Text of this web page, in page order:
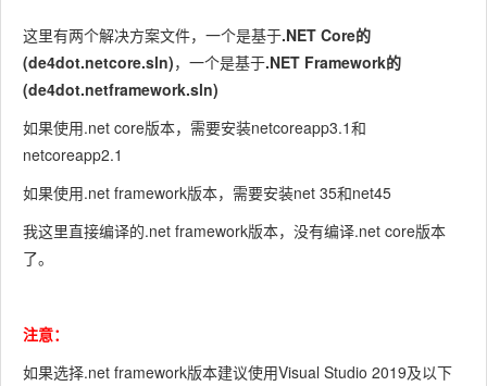
这里有两个解决方案文件，一个是基于.NET Core的
(de4dot.netcore.sln)，一个是基于.NET Framework的
(de4dot.netframework.sln)
如果使用.net core版本，需要安装netcoreapp3.1和
netcoreapp2.1
如果使用.net framework版本，需要安装net 35和net45
我这里直接编译的.net framework版本，没有编译.net core版本
了。
注意：
如果选择.net framework版本建议使用Visual Studio 2019及以下